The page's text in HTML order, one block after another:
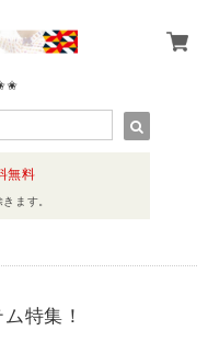
無料
ます。
特集！